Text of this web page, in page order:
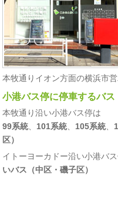
本牧通りイオン方面の横浜市
小港バス停に停車するバス
本牧通り沿い小港バス停は
99系統
101系統 105系統
区）
イトーヨーカドー沿い小港バ
いバス（中区・磯子区）